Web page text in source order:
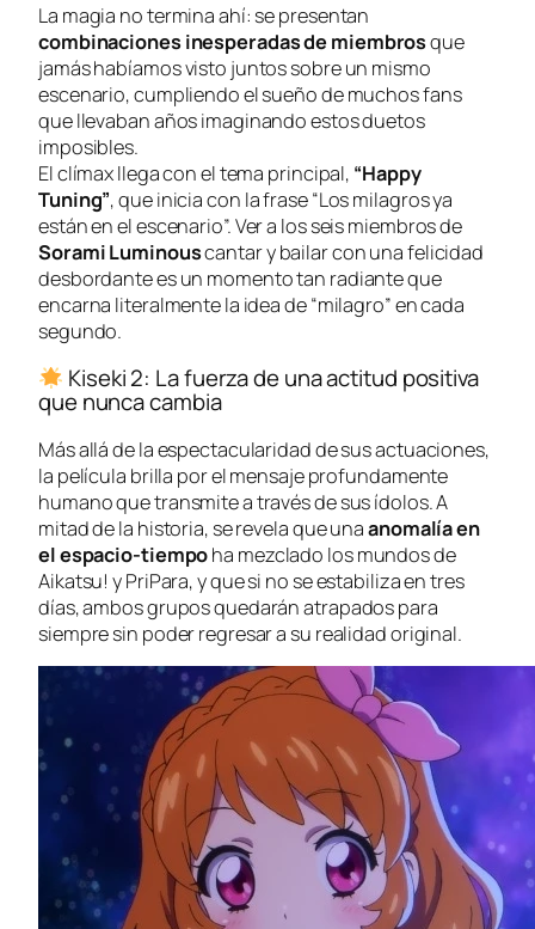
La magia no termina ahí: se presentan
combinaciones inesperadas de miembrosque
jamás habíamos visto juntos sobre un mismo
escenario, cumpliendo el sueño de muchos fans
que llevaban años imaginando estos duetos
imposibles.
El clímax llega con el tema principal, “Happy
Tuning”, que inicia con la frase “Los milagros ya
están en el escenario”. Ver a los seis miembros de
Sorami Luminouscantar y bailar con una felicidad
desbordante es un momento tan radiante que
encarna literalmente la idea de “milagro” en cada
segundo.
Kiseki 2: La fuerza de una actitud positiva
que nunca cambia
Más allá de la espectacularidad de sus actuaciones,
la película brilla por el mensaje profundamente
humano que transmite a través de sus ídolos. A
mitad de la historia, se revela que unaanomalía en
el espacio-tiempoha mezclado los mundos de
Aikatsu! yPriPara, y que si no se estabiliza en tres
días, ambos grupos quedarán atrapados para
siempre sin poder regresar a su realidad original.